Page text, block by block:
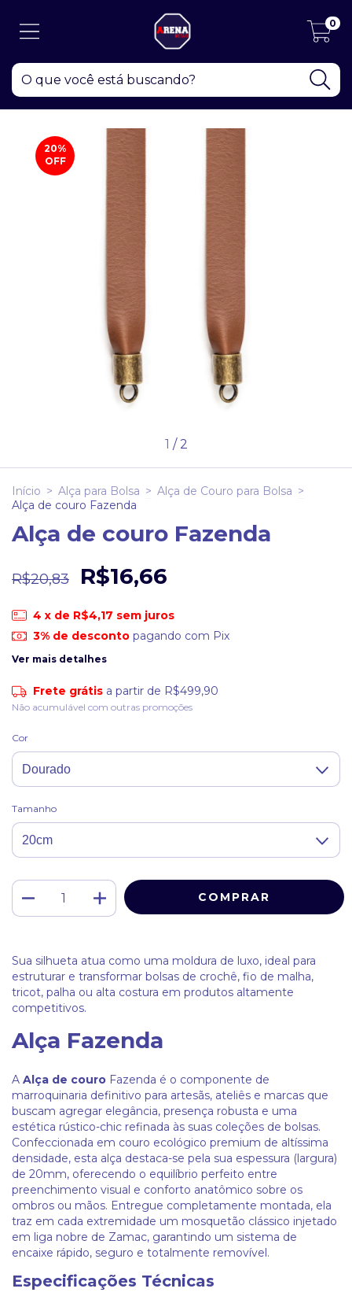
0
20%
OFF
1 / 2
Início > Alça para Bolsa > Alça de Couro para Bolsa >
Alça de couro Fazenda
Alça de couro Fazenda
R$20,83 R$16,66
4 x de R$4,17 sem juros
3% de descontopagando com Pix
Ver mais detalhes
Frete grátis a partir de R$499,90
Não acumulável com outras promoções
Cor
Tamanho
Sua silhueta atua como uma moldura de luxo, ideal para
estruturar e transformar bolsas de crochê, fio de malha,
tricot, palha ou alta costura em produtos altamente
competitivos.
Alça Fazenda
A Alça de couro Fazenda é o componente de
marroquinaria definitivo para artesãs, ateliês e marcas que
buscam agregar elegância, presença robusta e uma
estética rústico-chic refinada às suas coleções de bolsas.
Confeccionada em couro ecológico premium de altíssima
densidade, esta alça destaca-se pela sua espessura (largura)
de 20mm, oferecendo o equilíbrio perfeito entre
preenchimento visual e conforto anatômico sobre os
ombros ou mãos. Entregue completamente montada, ela
traz em cada extremidade um mosquetão clássico injetado
em liga nobre de Zamac, garantindo um sistema de
encaixe rápido, seguro e totalmente removível.
Especificações Técnicas